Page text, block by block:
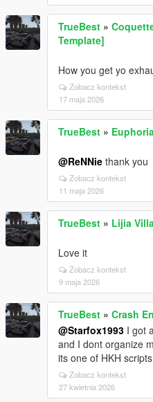
TrueBest »
Template]
How you get yo
Zobacz kontekst
17 maja 2026
TrueBest »
@ReNNie thank you
Zobacz kontekst
11 maja 2026
TrueBest » Lijia
Love it
Zobacz kontekst
9 maja 2026
TrueBest » Crash
@Starfox1993 I got
and I dont organize
its one of HKH scripts
Zobacz kontekst
27 kwietnia 2026